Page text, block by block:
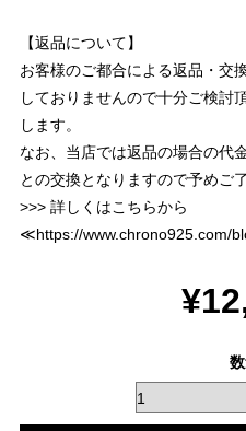
【返品について】
お客様のご都合による返品・交
しておりませんので十分ご検討
します。
なお、当店では返品の場合の代
との交換となりますので予めご
>>> 詳しくはこちらから
≪https://www.chrono925.com/